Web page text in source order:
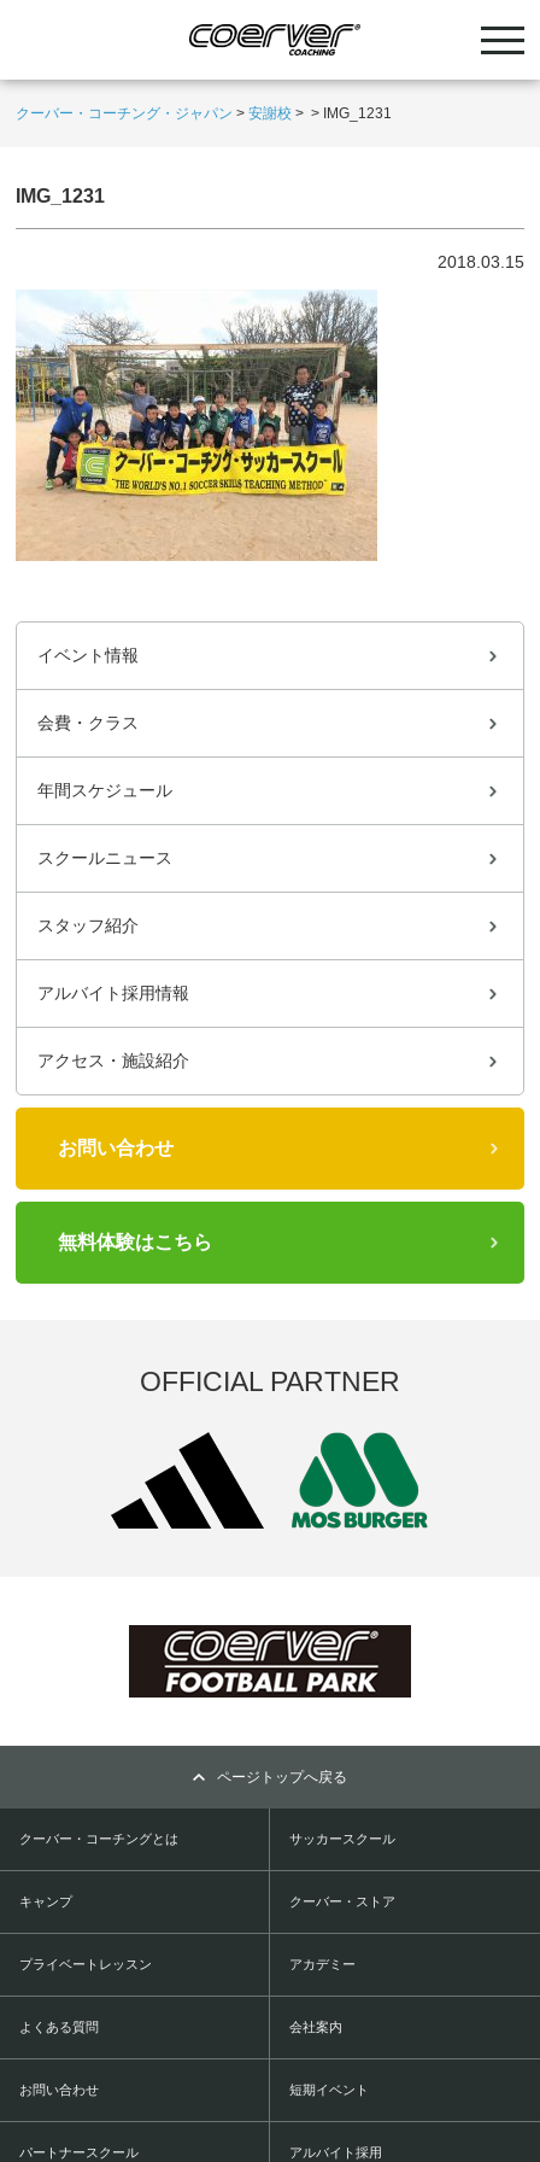
クーバー・コーチング・ジャパン >安謝校 > > IMG_1231
IMG_1231
2018.03.15
イベント情報
会費・クラス
年間スケジュール
スクールニュース
スタッフ紹介
アルバイト採用情報
アクセス・施設紹介
お問い合わせ
無料体験はこちら
OFFICIAL PARTNER
ページトップへ戻る
クーバー・コーチングとは サッカースクール
キャンプ クーバー・ストア
プライベートレッスン アカデミー
よくある質問 会社案内
お問い合わせ 短期イベント
パートナースクール アルバイト採用